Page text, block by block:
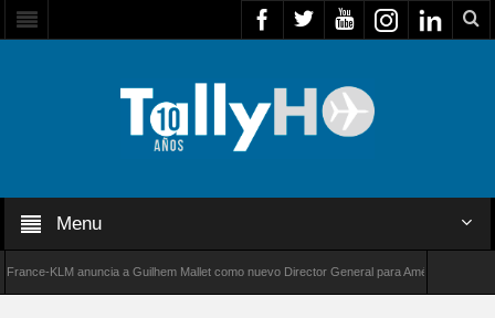
Menu
KLM anuncia a Guilhem Mallet como nuevo Director General para América Latina